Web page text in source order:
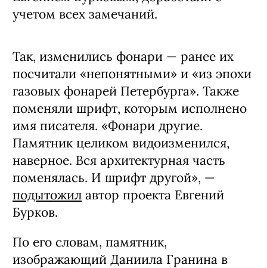
учетом всех замечаний.
Так, изменились фонари — ранее их
посчитали «непонятными» и «из эпохи
газовых фонарей Петербурга». Также
поменяли шрифт, которым исполнено
имя писателя. «Фонари другие.
Памятник целиком видоизменился,
наверное. Вся архитектурная часть
поменялась. И шрифт другой», —
подытожил автор проекта Евгений
Бурков.
По его словам, памятник,
изображающий Даниила Гранина в